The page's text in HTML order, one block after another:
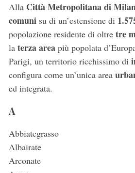
Alla Città Metropolitana di
comunisu di un’estensione di
popolazione residente di oltre tre
la terza areapiù popolata
Parigi, un territorio ricchissimo di
configura come un’unica area
ed integrata.
A
Abbiategrasso
Albairate
Arconate